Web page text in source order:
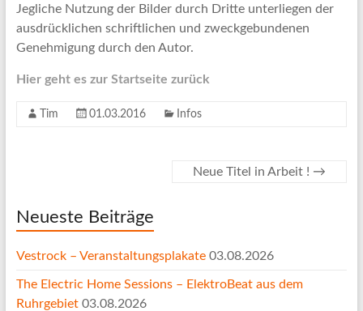
Jegliche Nutzung der Bilder durch Dritte unterliegen der
ausdrücklichen schriftlichen und zweckgebundenen
Genehmigung durch den Autor.
Hier geht es zur Startseite zurück
Tim 01.03.2016 Infos
Neue Titel in Arbeit ! →
Neueste Beiträge
Vestrock – Veranstaltungsplakate 03.08.2026
The Electric Home Sessions – ElektroBeat aus dem
Ruhrgebiet 03.08.2026